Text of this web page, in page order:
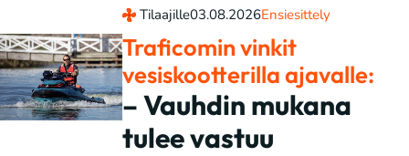
Tilaajille03.08.2026Ensiesittely
Traficomin vinkit
vesiskootterilla ajavalle:
– Vauhdin mukana
tulee vastuu